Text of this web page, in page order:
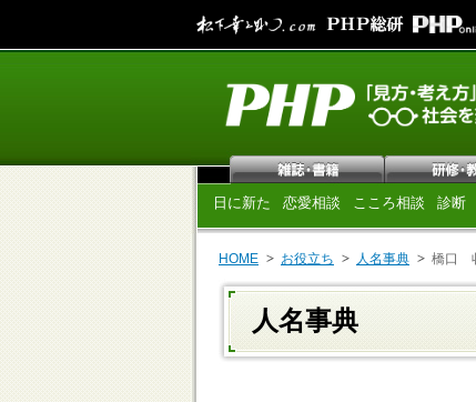
日に新た 恋愛相談 こころ相談 診断
HOME お役立ち 人名事典 橋口
人名事典